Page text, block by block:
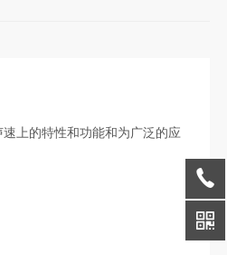
上的特性和功能和为广泛的应